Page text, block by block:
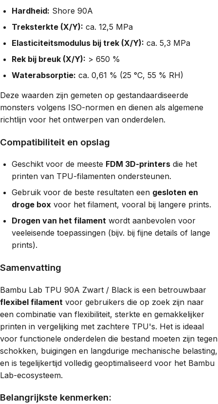
Hardheid: Shore 90A
Treksterkte (X/Y): ca. 12,5 MPa
Elasticiteitsmodulus bij trek (X/Y): ca. 5,3 MPa
Rek bij breuk (X/Y): > 650 %
Waterabsorptie: ca. 0,61 % (25 °C, 55 % RH)
Deze waarden zijn gemeten op gestandaardiseerde
monsters volgens ISO-normen en dienen als algemene
richtlijn voor het ontwerpen van onderdelen.
Compatibiliteit en opslag
Geschikt voor de meeste FDM 3D-printers die het
printen van TPU-filamenten ondersteunen.
Gebruik voor de beste resultaten een gesloten en
droge box voor het filament, vooral bij langere prints.
Drogen van het filament wordt aanbevolen voor
veeleisende toepassingen (bijv. bij fijne details of lange
prints).
Samenvatting
Bambu Lab TPU 90A Zwart / Black is een betrouwbaar
flexibel filament voor gebruikers die op zoek zijn naar
een combinatie van flexibiliteit, sterkte en gemakkelijker
printen in vergelijking met zachtere TPU's. Het is ideaal
voor functionele onderdelen die bestand moeten zijn tegen
schokken, buigingen en langdurige mechanische belasting,
en is tegelijkertijd volledig geoptimaliseerd voor het Bambu
Lab-ecosysteem.
Belangrijkste kenmerken: